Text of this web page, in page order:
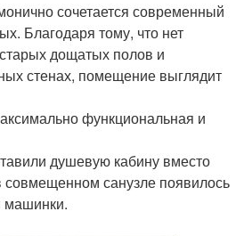
сочетается современный
Благодаря тому, что нет
дощатых полов и
стенах, помещение выглядит
функциональная и
душевую кабину вместо
совмещенном санузле появилось
машинки.